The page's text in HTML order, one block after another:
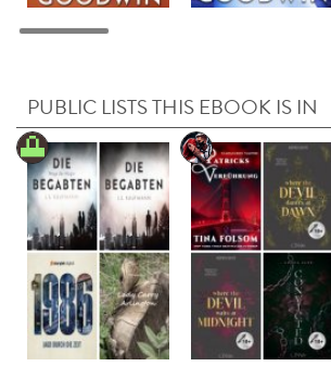
PUBLIC LISTS THIS EBOOK IS IN